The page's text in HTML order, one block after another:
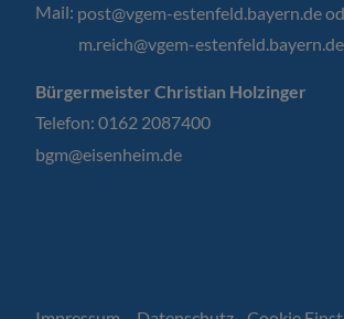
Mail: post@vgem-estenfeld.bayern.de
m.reich@vgem-estenfeld.bayern.de
Bürgermeister Christian Holzinger
Telefon: 0162 2087400
bgm@eisenheim.de